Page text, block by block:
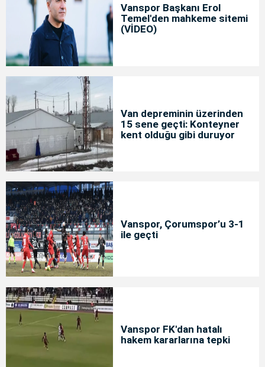
Vanspor Başkanı Erol
Temel'den mahkeme sitemi
(VİDEO)
Van depreminin üzerinden
15 sene geçti: Konteyner
kent olduğu gibi duruyor
Vanspor, Çorumspor’u 3-1
ile geçti
Vanspor FK'dan hatalı
hakem kararlarına tepki